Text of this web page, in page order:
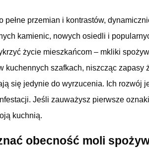
pełne przemian i kontrastów,
kamienic, nowych osiedli i
życie mieszkańcom – mkliki
kuchennych szafkach, niszcząc
się jedynie do wyrzucenia. Ich rozwój
Jeśli zauważysz pierwsze
kuchnią.
obecność moli